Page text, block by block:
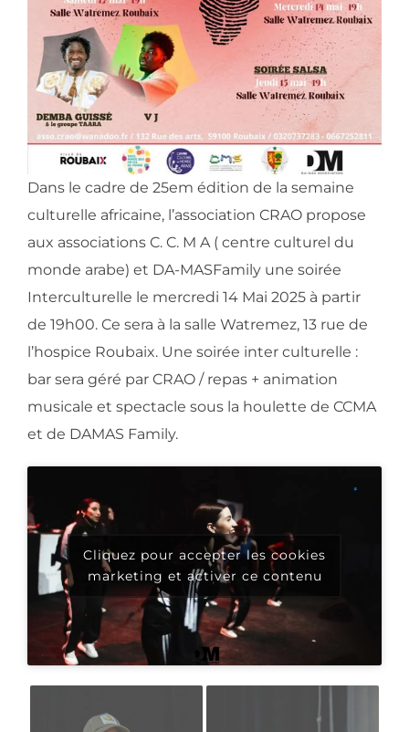
Dans le cadre de 25em édition de la semaine
culturelle africaine, l’association CRAO propose
aux associations C. C. M A ( centre culturel du
monde arabe) et DA-MASFamily une soirée
Interculturelle le mercredi 14 Mai 2025 à partir
de 19h00. Ce sera à la salle Watremez, 13 rue de
l’hospice Roubaix. Une soirée inter culturelle :
bar sera géré par CRAO / repas + animation
musicale et spectacle sous la houlette de CCMA
et de DAMAS Family.
Cliquez pour accepter les cookies
marketing et activer ce contenu